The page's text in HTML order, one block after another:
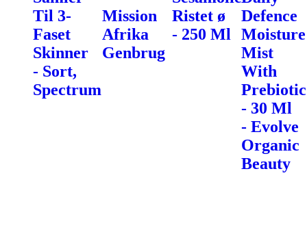
Til 3-
Faset
Skinner
- Sort,
Spectrum
Mission
Afrika
Genbrug
Ristet ø
- 250 Ml
Defence
Moisture
Mist
With
Prebiotic
- 30 Ml
- Evolve
Organic
Beauty